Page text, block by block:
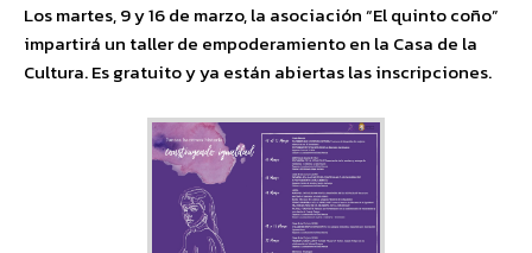
Los martes, 9 y 16 de marzo, la asociación “El quinto coño”
impartirá un taller de empoderamiento en la Casa de la
Cultura. Es gratuito y ya están abiertas las inscripciones.